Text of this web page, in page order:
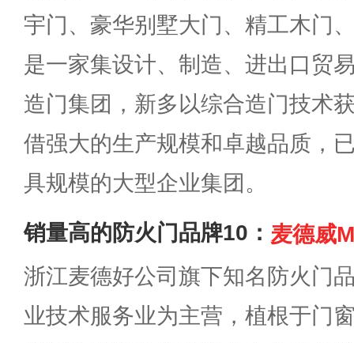
宇门、豪华别墅大门、精工木门
是一家集设计、制造、进出口贸
造门集团，新多以综合造门技术
借强大的生产规模和卓越品质，
具规模的大型企业集团。
销量高的防火门品牌10： 麦德威
浙江麦德好公司旗下知名防火门
业技术服务业为主营，植根于门